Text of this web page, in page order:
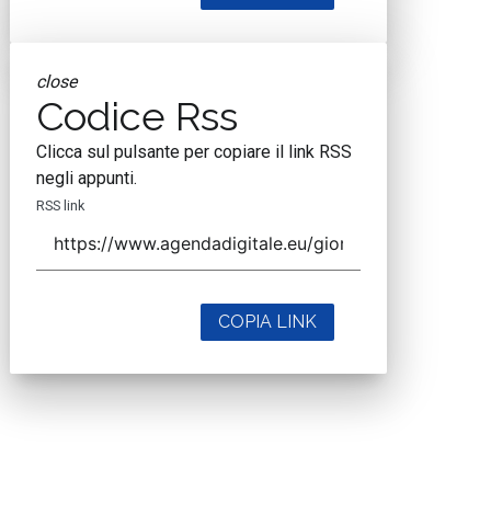
close
Codice Rss
Clicca sul pulsante per copiare il link RSS
negli appunti.
RSS link
COPIA LINK